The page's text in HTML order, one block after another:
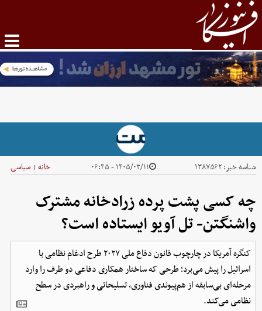
شناسه خبر:۱۳۸۷۵۶۲ ۱۴۰۵/۰۳/۱۱ - ۰۶:۴۵ خانه | سیاسی
چه کسی پشت پرده زرادخانه مشترک
واشنگتن- تل آویو ایستاده است؟
کنگره آمریکا در چارچوب قانون دفاع ملی ۲۰۲۷ طرح ادغام نظامی با
اسرائیل را پیش می‌برد؛ طرحی که ساختار همکاری دفاعی دو طرف را وارد
مرحله‌ای بی‌سابقه از هم‌پیوندی فناوری، تسلیحاتی و راهبردی در سطح
نظامی می‌کند.